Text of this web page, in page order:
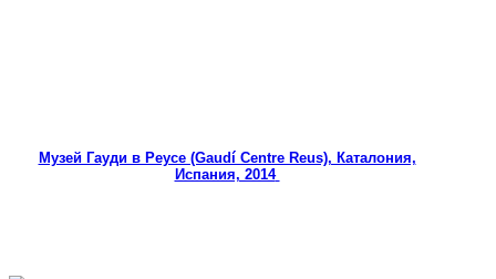
Музей Гауди в Реусе (Gaudí Centre Reus), Каталония,
Испания, 2014